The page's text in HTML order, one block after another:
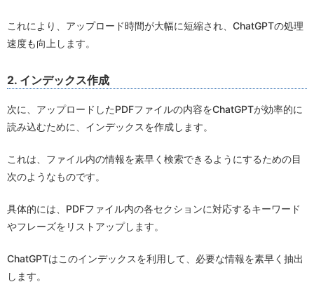
これにより、アップロード時間が大幅に短縮され、ChatGPTの処理
速度も向上します。
2. インデックス作成
次に、アップロードしたPDFファイルの内容をChatGPTが効率的に
読み込むために、インデックスを作成します。
これは、ファイル内の情報を素早く検索できるようにするための目
次のようなものです。
具体的には、PDFファイル内の各セクションに対応するキーワード
やフレーズをリストアップします。
ChatGPTはこのインデックスを利用して、必要な情報を素早く抽出
します。